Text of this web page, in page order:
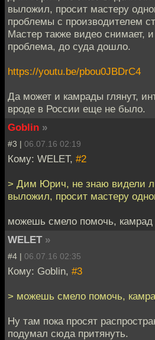
выложил, просит мастеру
проблемы с производителем
Мастер также видео снимает,
проблема, до суда дошло.
https://youtu.be/pbou0JBDrC4
Да может и камрады глянут,
вроде в России еще не было.
Goblin »
#3 | 06.07.16 02:19
Кому: WELET, #2
> Дим Юрич, не знаю видели
выложил, просит мастеру
можешь смело помочь, камрад
WELET »
#4 | 06.07.16 02:35
Кому: Goblin, #3
> можешь смело помочь,
Ну там пока просят
подумал сюда притянуть.